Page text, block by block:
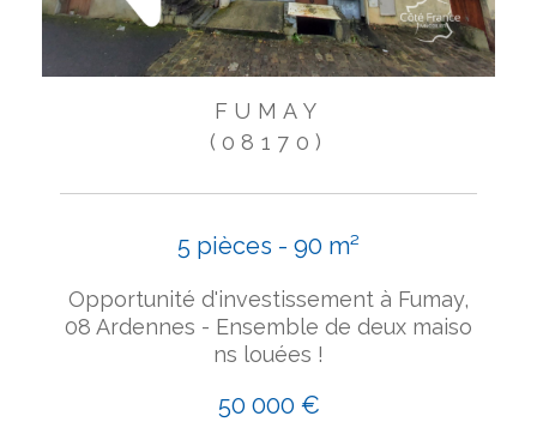
FUMAY
(08170)
5 pièces - 90 m²
Opportunité d'investissement à Fumay,
08 Ardennes - Ensemble de deux maiso
ns louées !
50 000 €